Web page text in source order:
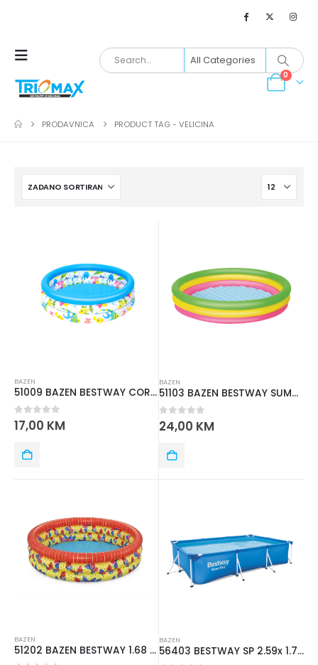
0
PRODAVNICA PRODUCT TAG -VELICINA
BAZEN
51009 BAZEN BESTWAY CORAL 122m X 25cm
0out of 5
17,00 KM
BAZEN
51103 BAZEN BESTWAY SUMMER 1.52mx 30 cm
0 out of 5
24,00 KM
BAZEN
51202 BAZEN BESTWAY 1.68 m x 38 cm
BAZEN
56403 BESTWAY SP 2.59x 1.70mx61cm